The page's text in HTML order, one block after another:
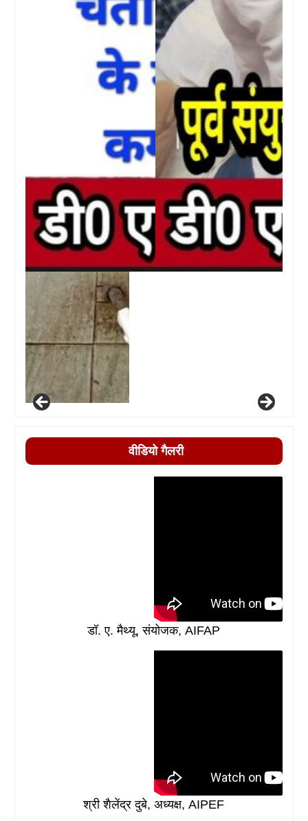
वीडियो गैलरी
डॉ. ए. मैथ्यू, संयोजक, AIFAP
श्री शैलेंद्र दुबे, अध्यक्ष, AIPEF